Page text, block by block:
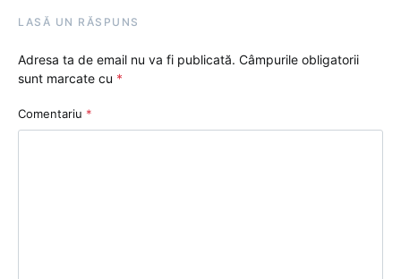
LASĂ UN RĂSPUNS
Adresa ta de email nu va fi publicată. Câmpurile obligatorii
sunt marcate cu *
Comentariu *